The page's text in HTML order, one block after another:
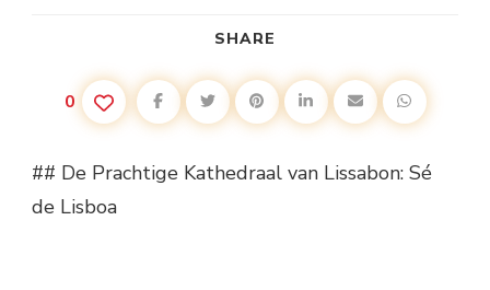
SHARE
0
## De Prachtige Kathedraal van Lissabon: Sé
de Lisboa